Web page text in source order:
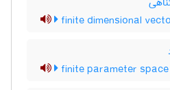
finite dimensional
finite parameter space